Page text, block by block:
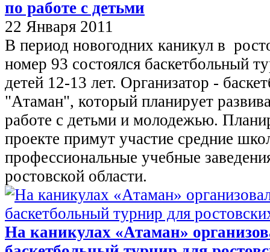
по работе с детьми
22 Января 2011
В период новогодних каникул в
номер 93 состоялся баскетбольный
детей 12-13 лет. Организатор -
"Атаман", который планирует
работе с детьми и молодежью.
проекте примут участие средние
профессиональные учебные
ростовской области.
На каникулах «Атаман»